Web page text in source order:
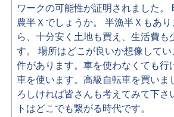
ワークの可能性が証明されました。
農半Ｘでしょうか。 半漁半Ｘもあ
ら、十分安く土地も買え、生活費も
す。 場所はどこが良いか想像して
件があります。車を使わなくても行
車を使います。高級自転車を買いま
ろしければ皆さんも考えてみて下さ
トはどこでも繋がる時代です。